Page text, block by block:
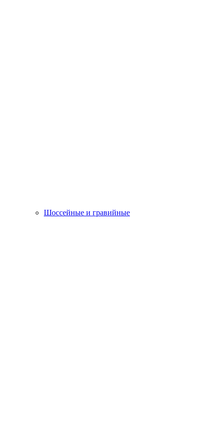
Шоссейные и гравийные